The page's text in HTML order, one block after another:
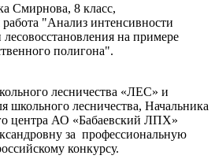
Смирнова, 8 класс,
работа "Анализ интенсивности
лесовосстановления на примере
полигона".
лесничества «ЛЕС» и
школьного лесничества, Начальника
центра АО «Бабаевский ЛПХ»
за профессиональную
конкурсу.